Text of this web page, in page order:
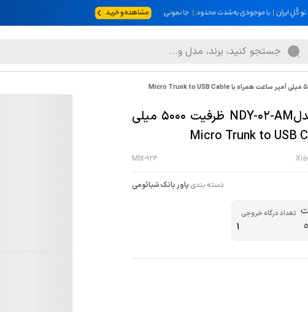
شارژر همراه شیائومی مدلNDY-02-AM ظرفیت 5000 میلی
Mbt-924
دسته بندی:پاور بانک شیائومی
تعداد درگاه خروجی
1